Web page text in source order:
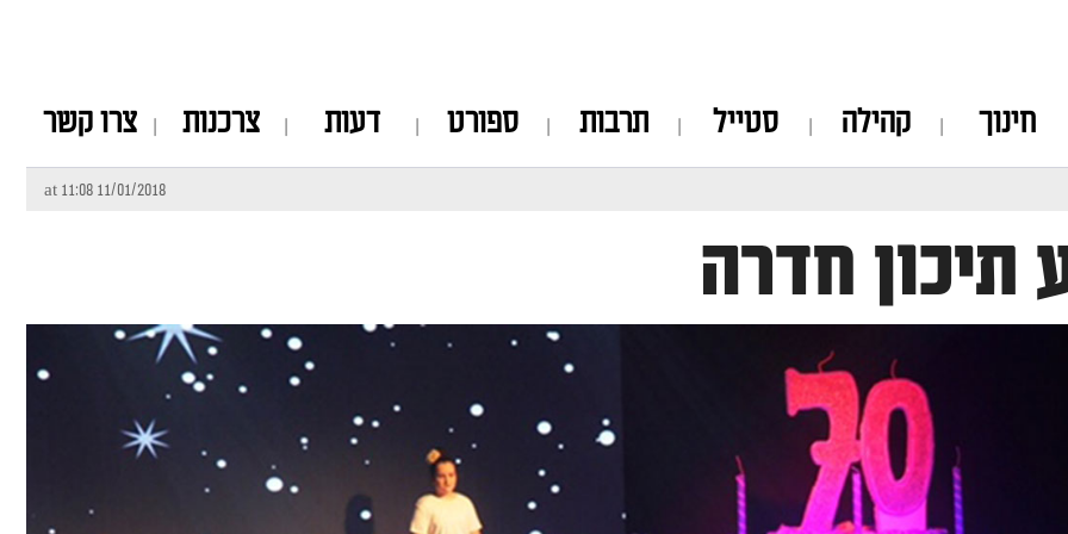
חינוך קהילה סטייל תרבות ספורט דעות צרכנות צרו קשר
11/01/2018 at 11:08
תיכון חדרה